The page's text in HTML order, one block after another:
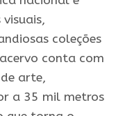
coleções
conta com
arte,
a 35 mil metros